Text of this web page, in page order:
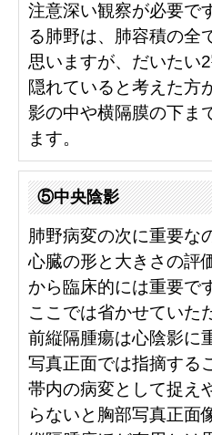
注意深い観察が必要で
る肺野は、肺容積の全
思いますが、だいたい
隠れていると考えた方
影の中や横隔膜の下ま
ます。
⑤中央陰影
肺野病変の次に重要な
心臓の形と大きさの評
から臨床的には重要で
ここでは省かせていた
前縦隔腫瘍は心陰影に
写真正面では指摘する
帯内の病変として捉え
らないと胸部写真正面